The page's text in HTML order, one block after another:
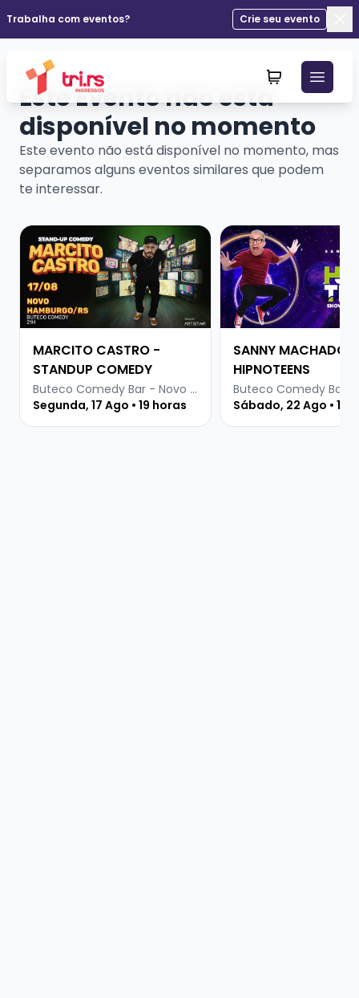
Trabalha com eventos?
Crie seu evento
Este Evento não está
disponível no momento
Este evento não está disponível no momento, mas
separamos alguns eventos similares que podem
te interessar.
Veja mais sobre MARCITO CASTRO - STANDUP
MARCITO CASTRO -
STANDUP COMEDY
Buteco Comedy Bar - Novo Hamburgo
Segunda, 17 Ago • 19 horas
Veja mais sobre
SANNY MACHADO -
HIPNOTEENS
Sábado, 22 Ago • 19